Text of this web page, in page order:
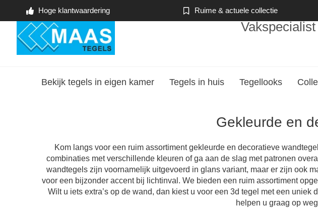
Hoge klantwaardering Ruime & actuele collectie
Bekijk tegels in eigen kamer Tegels in huis Tegellooks
Gekleurde en
Kom langs voor een ruim assortiment gekleurde en decoratieve
combinaties met verschillende kleuren of ga aan de slag met patronen
wandtegels zijn voornamelijk uitgevoerd in glans variant, maar er zijn ook
voor een bijzonder accent bij lichtinval. We bieden een ruim assortiment
Wilt u iets extra’s op de wand, dan kiest u voor een 3d tegel met een
helpen u graag op